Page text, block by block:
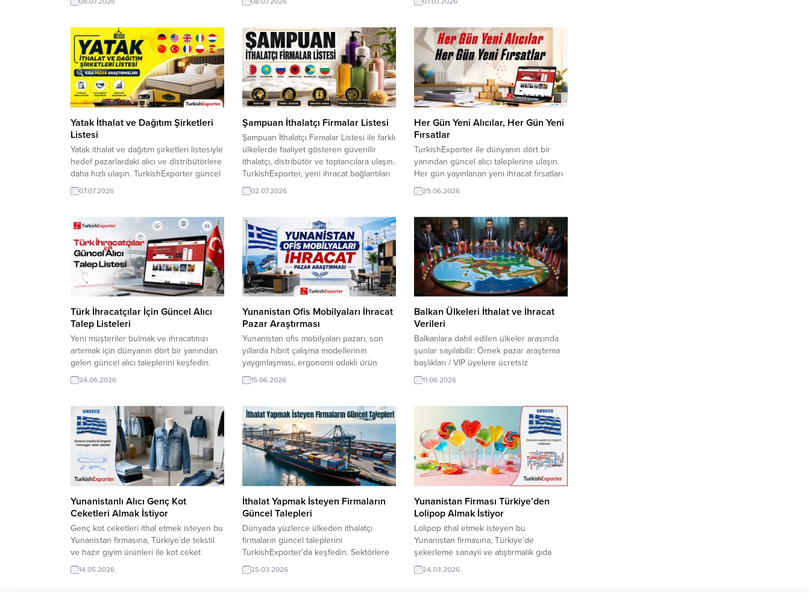
şirketleri listesiyle hedef pazarlardaki
mini pazar araştırmaları ve canlı ithalat
alım talepleri sayesinde güvenilir ithalatçı
firmaları keşfedin, yeni ihracat fırsatlarını
değerlendirin ve küresel pazarlarda...
pazarlara özel pazar araştırmalarıyla Türk
Türk ihracat şirketlerine yönelik inşaat
boyaları ihracat pazar araştırması ve
yüzlerce ithalatçı firma, dağıtım toptancısı
hizmet şirket adresleri, iletişim bilgileri ve
ilgili...
verileriyle yeni müşteriler bulun, ihracat
güvenle açılın. TurkishExporter pazar
araştırmaları ve veri madenciliği ekipleri
tarafından hazırlan ihracat pazar...
Yatak İthalat ve Dağıtım Şirketleri
Listesi
Yatak ithalat ve dağıtım şirketleri listesiyle
hedef pazarlardaki alıcı ve distribütörlere
daha hızlı ulaşın. TurkishExporter güncel
firma verileri ve pazar araştırmalarıyla
yeni ihracat fırsatlarını keşfetmenize
şirketlerine yönelik yatak ihracat pazar
araştırması ve yüzlerce ithalatçı firma,
dağıtım toptancısı hizmet şirket adresleri,
iletişim bilgileri ve ilgili oldukları...
07.07.2026
Şampuan İthalatçı Firmalar Listesi
Şampuan İthalatçı Firmalar Listesi ile farklı
ülkelerde faaliyet gösteren güvenilir
ithalatçı, distribütör ve toptancılara ulaşın.
TurkishExporter, yeni ihracat bağlantıları
kurmanız ve hedef pazarlarda alıcı
bulmanız için güncel ticaret fırsatları
Importer Lists / Databank sekmesinden
Şampuan İthalatçı Firmalar Listelerini
ücretsiz indirebilirler. En yeni Kozmetik
ithalatçı alım talepleri...
02.07.2026
Her Gün Yeni Alıcılar, Her Gün Yeni
Fırsatlar
TurkishExporter ile dünyanın dört bir
yanından güncel alıcı taleplerine ulaşın.
Her gün yayınlanan yeni ihracat fırsatları
sayesinde potansiyel müşterilerle tanışın,
tekliflerinizi doğrudan iletin ve markanızı
buluşturun. ⮩ Yüzlerce yeni ihracat
fırsatlarını görüntüleyin! Nikaragua
Firması, Cross Cut Traverten Almak
İstiyorYunanistanlı Şirket, Kaliteli Çanta
İthal Etmek İstiyorPakistanlı...
29.06.2026
Türk İhracatçılar İçin Güncel Alıcı
Talep Listeleri
Yeni müşteriler bulmak ve ihracatınızı
artırmak için dünyanın dört bir yanından
gelen güncel alıcı taleplerini keşfedin.
TurkishExporter ile sektörünüze uygun
ithalatçı firmalara ulaşın, doğrudan teklif
değerlendirin. Her gün güncellenen alıcı
talepleriyle ihracatta rakiplerinizden bir
adım öne geçin. Arnavutluk Şirketi,
Türkiye’den Ayakkabı Almak İstiyorİngiliz
Şirketi,...
24.06.2026
Yunanistan Ofis Mobilyaları İhracat
Pazar Araştırması
Yunanistan ofis mobilyaları pazarı, son
yıllarda hibrit çalışma modellerinin
yaygınlaşması, ergonomi odaklı ürün
talebi ve ticari gayrimenkul yatırımları ile
şekillenmektedir. Pazardaki temel
toptancı/distribütör firmaların listesi
aşağıda özetlenmiştir. TurkishExporter
VIP üyeleri! Tüm dünyadan on binlerce
firma adresi içeren sektör şirketler
listelerine müşteri temsilciniz vasıtasıyla
isteyiniz. Örnek Araştırma...
15.06.2026
Balkan Ülkeleri İthalat ve İhracat
Verileri
Balkanlara dahil edilen ülkeler arasında
şunlar sayılabilir: Örnek pazar araştırma
başlıkları / VIP üyelere ücretsiz
sağlanıyor Not: Bu liste kesin değildir;
bazı coğrafyacılar ya da tarihçiler “Balkan
edebilir ya da bazılarını dışarıda tutabilir.
İthalat ve İhracat Rakamları Balkan
ülkeleri için genel toplam ithalat ve
ihracat...
11.06.2026
Yunanistanlı Alıcı Genç Kot
Ceketleri Almak İstiyor
Genç kot ceketleri ithal etmek isteyen bu
Yunanistan firmasına, Türkiye’de tekstil
ve hazır giyim ürünleri ile kot ceket
üreticisi veya tedarikçisi olan ihracatçı
firmalar teklif sunabilirler. Yeni bir ihracat
14.05.2026
İthalat Yapmak İsteyen Firmaların
Güncel Talepleri
Dünyada yüzlerce ülkeden ithalatçı
firmaların güncel taleplerini
TurkishExporter‘da keşfedin. Sektörlere
göre şekillenen bu fırsatlar, doğru ürün
ve doğru iş ortaklarıyla hızlı buluşmanızı
25.03.2026
Yunanistan Firması Türkiye’den
Lolipop Almak İstiyor
Lolipop ithal etmek isteyen bu
Yunanistan firmasına, Türkiye’de
şekerleme sanayii ve atıştırmalık gıda
ürünleri ile lolipop üreticisi veya
tedarikçisi olan ihracatçı firmalar teklif
24.03.2026